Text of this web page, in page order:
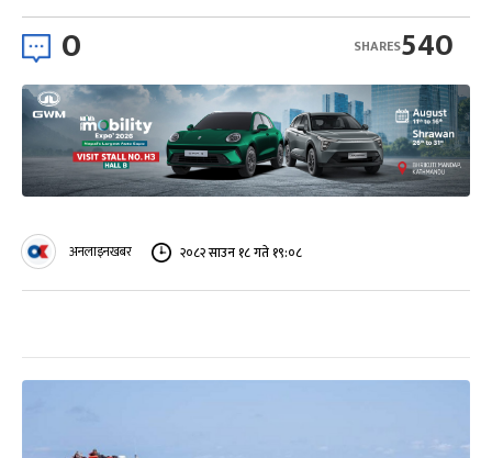
0 540
SHARES
अनलाइनखबर २०८२ साउन १८ गते १९:०८